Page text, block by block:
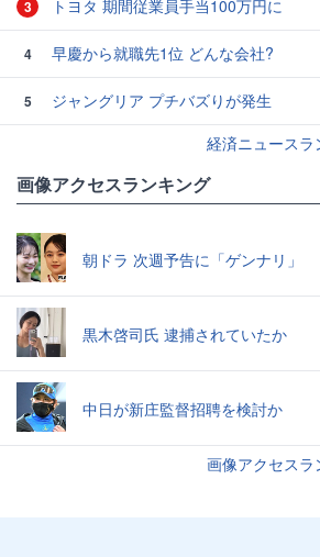
3 トヨタ 期間従業員手当100万円に
4 早慶から就職先1位 どんな会社?
5
ジャングリア プチバズりが発生
経済ニュースラ
画像アクセスランキング
朝ドラ 次週予告に「ゲンナリ」
黒木啓司氏 逮捕されていたか
中日が新庄監督招聘を検討か
画像アクセスラ